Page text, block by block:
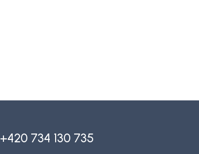
+420 734 130 735